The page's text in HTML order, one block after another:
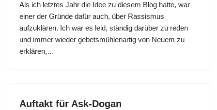
Als ich letztes Jahr die Idee zu diesem Blog hatte, war
einer der Gründe dafür auch, über Rassismus
aufzuklären. Ich war es leid, ständig darüber zu reden
und immer wieder gebetsmühlenartig von Neuem zu
erklären,…
Auftakt für Ask-Dogan